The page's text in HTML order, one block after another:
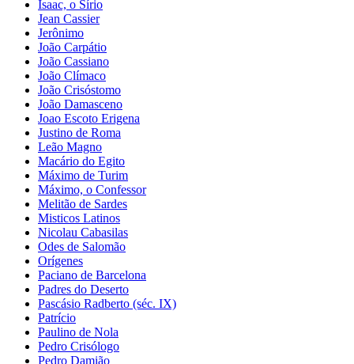
Isaac, o Sírio
Jean Cassier
Jerônimo
João Carpátio
João Cassiano
João Clímaco
João Crisóstomo
João Damasceno
Joao Escoto Erigena
Justino de Roma
Leão Magno
Macário do Egito
Máximo de Turim
Máximo, o Confessor
Melitão de Sardes
Misticos Latinos
Nicolau Cabasilas
Odes de Salomão
Orígenes
Paciano de Barcelona
Padres do Deserto
Pascásio Radberto (séc. IX)
Patrício
Paulino de Nola
Pedro Crisólogo
Pedro Damião